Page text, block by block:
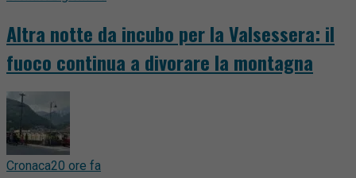
Altra notte da incubo per la Valsessera: il
fuoco continua a divorare la montagna
Cronaca20 ore fa